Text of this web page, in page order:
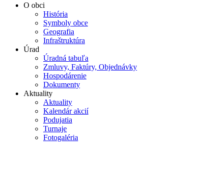
O obci
História
Symboly obce
Geografia
Infraštruktúra
Úrad
Úradná tabuľa
Zmluvy, Faktúry, Objednávky
Hospodárenie
Dokumenty
Aktuality
Aktuality
Kalendár akcií
Podujatia
Turnaje
Fotogaléria